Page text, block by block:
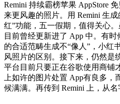
Remini 持续霸榜苹果 AppStore
来更风趣的照片。用 Remini 生
红”功能，五一假期，值得关心
目前曾经更新进了 App 中。有
的合适范畴生成不“像人”，小红
风照片的区别。接下来，仍然是
平台目前只要正在谷歌使用商铺
上如许的图片处置 App有良多
候满满。再传到 Remini 上，从